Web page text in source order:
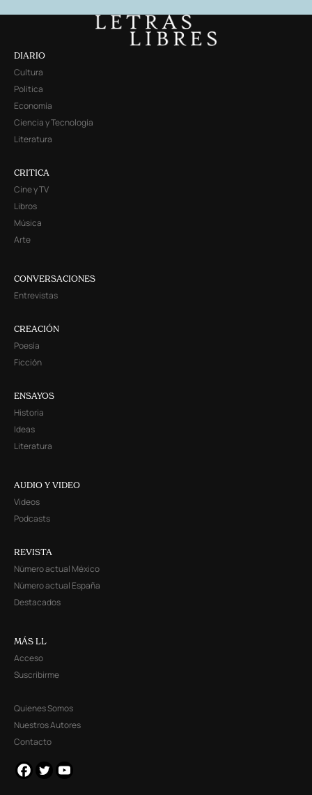
DIARIO
Cultura
Política
Economía
Ciencia y Tecnología
Literatura
CRITICA
Cine y TV
Libros
Música
Arte
CONVERSACIONES
Entrevistas
CREACIÓN
Poesía
Ficción
ENSAYOS
Historia
Ideas
Literatura
AUDIO Y VIDEO
Videos
Podcasts
REVISTA
Número actual México
Número actual España
Destacados
MÁS LL
Acceso
Suscribirme
Quienes Somos
Nuestros Autores
Contacto